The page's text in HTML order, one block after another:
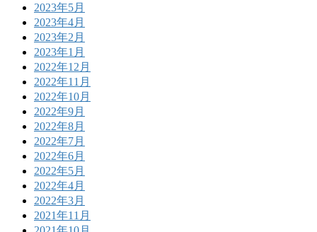
2023年5月
2023年4月
2023年2月
2023年1月
2022年12月
2022年11月
2022年10月
2022年9月
2022年8月
2022年7月
2022年6月
2022年5月
2022年4月
2022年3月
2021年11月